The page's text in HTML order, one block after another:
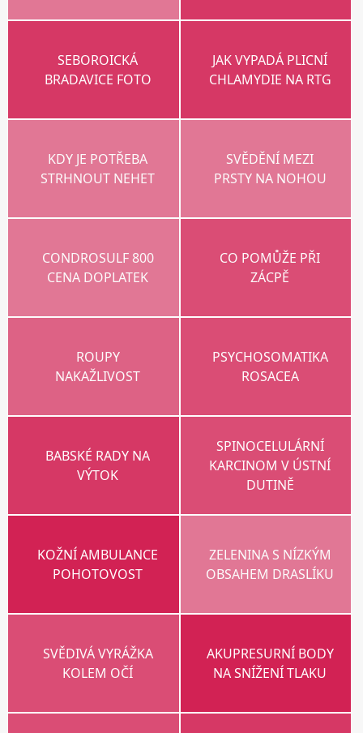
SEBOROICKÁ
BRADAVICE FOTO
JAK VYPADÁ PLICNÍ
CHLAMYDIE NA RTG
KDY JE POTŘEBA
STRHNOUT NEHET
SVĚDĚNÍ MEZI
PRSTY NA NOHOU
CONDROSULF 800
CENA DOPLATEK
CO POMŮŽE PŘI
ZÁCPĚ
ROUPY
NAKAŽLIVOST
PSYCHOSOMATIKA
ROSACEA
BABSKÉ RADY NA
VÝTOK
SPINOCELULÁRNÍ
KARCINOM V ÚSTNÍ
DUTINĚ
KOŽNÍ AMBULANCE
POHOTOVOST
ZELENINA S NÍZKÝM
OBSAHEM DRASLÍKU
SVĚDIVÁ VYRÁŽKA
KOLEM OČÍ
AKUPRESURNÍ BODY
NA SNÍŽENÍ TLAKU